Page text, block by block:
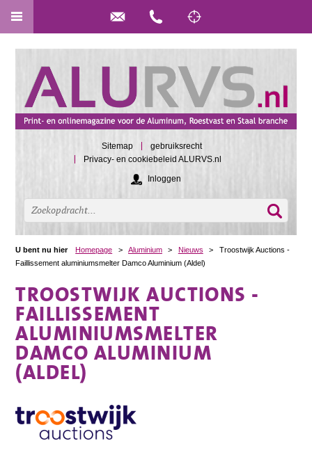
Sitemap
gebruiksrecht
Privacy- en cookiebeleid ALURVS.nl
Inloggen
U bent nu hier Homepage > Aluminium > Nieuws >
Troostwijk Auctions -
Faillissement aluminiumsmelter Damco Aluminium (Aldel)
TROOSTWIJK AUCTIONS -
FAILLISSEMENT
ALUMINIUMSMELTER
DAMCO ALUMINIUM
(ALDEL)